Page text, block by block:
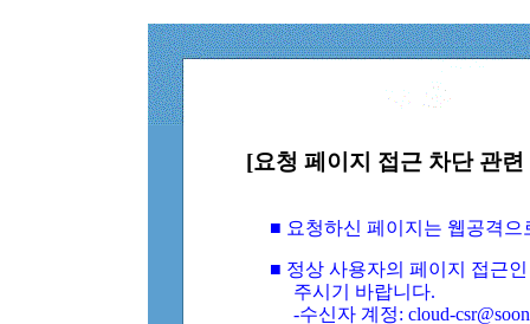
[요청 페이지 접근 차단 관
■ 요청하신 페이지는 웹공격
■ 정상 사용자의 페이지 접근
주시기 바랍니다.
-수신자 계정: cloud-